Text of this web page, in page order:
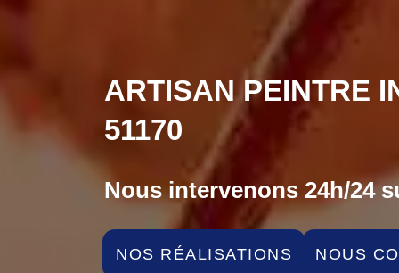
ARTISAN PEINTRE
51170
Nous intervenons 24h/24
NOS RÉALISATIONS NOUS